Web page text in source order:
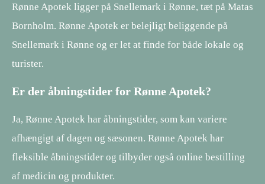
Rønne Apotek ligger på Snellemark i Rønne, tæt på Matas
Bornholm. Rønne Apotek er belejligt beliggende på
Snellemark i Rønne og er let at finde for både lokale og
turister.
Er der åbningstider for Rønne Apotek?
Ja, Rønne Apotek har åbningstider, som kan variere
afhængigt af dagen og sæsonen. Rønne Apotek har
fleksible åbningstider og tilbyder også online bestilling
af medicin og produkter.